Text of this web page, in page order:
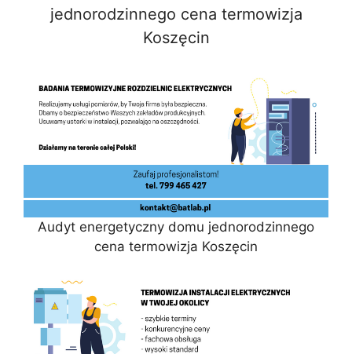
jednorodzinnego cena termowizja
Koszęcin
Audyt energetyczny domu jednorodzinnego
cena termowizja Koszęcin